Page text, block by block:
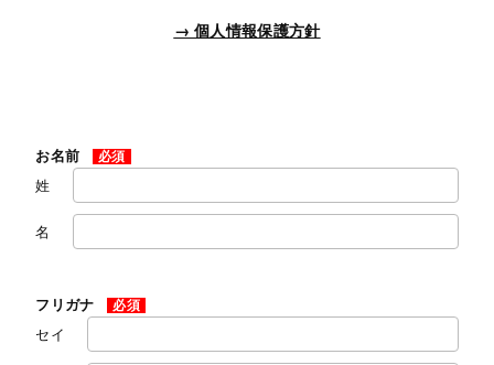
→ 個人情報保護方針
お名前 必須
姓
名
フリガナ 必須
セイ